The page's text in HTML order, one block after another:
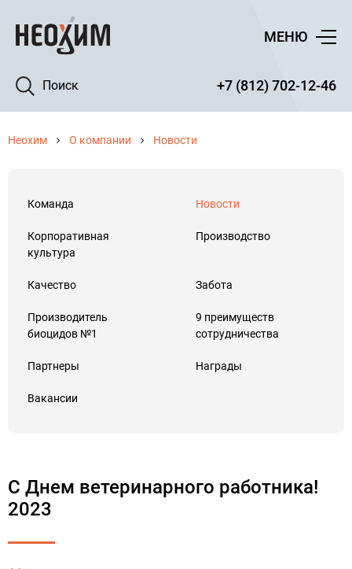
Поиск
МЕНЮ
+7 (812) 702-12-46
Неохим О компании Новости
Команда Новости
Корпоративная
культура
Производство
Качество Забота
Производитель
биоцидов №1
9 преимуществ
сотрудничества
Партнеры Награды
Вакансии
С Днем ветеринарного работника!
2023